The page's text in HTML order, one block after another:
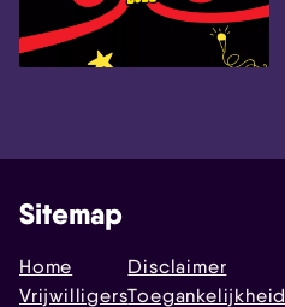
Sitemap
Home
Vrijwilligers
Disclaimer
Toegankelijkheid